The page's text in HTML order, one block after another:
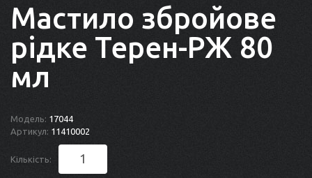
Мастило збройове
рідке Терен-РЖ 80
мл
Модель: 17044
Артикул: 11410002
Кількість: